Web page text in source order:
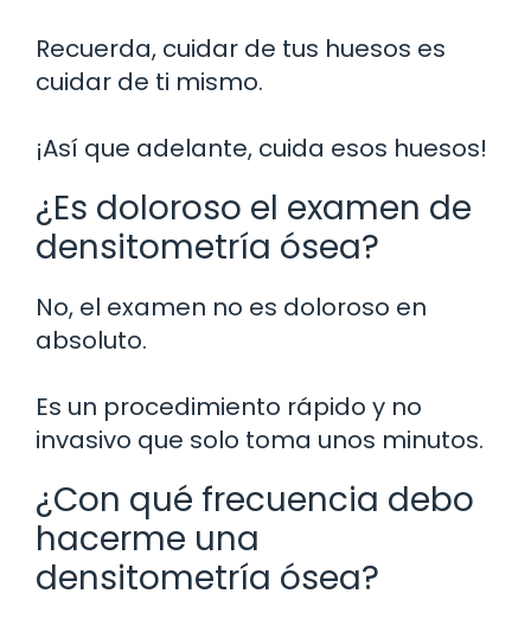
Recuerda, cuidar de tus huesos es
cuidar de ti mismo.
¡Así que adelante, cuida esos huesos!
¿Es doloroso el examen de
densitometría ósea?
No, el examen no es doloroso en
absoluto.
Es un procedimiento rápido y no
invasivo que solo toma unos minutos.
¿Con qué frecuencia debo
hacerme una
densitometría ósea?